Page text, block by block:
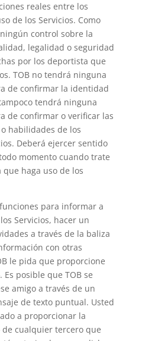
reales entre los
de los Servicios. Como
control sobre la
legalidad o seguridad
por los deportista que
TOB no tendrá ninguna
de confirmar la identidad
tendrá ninguna
de confirmar o verificar las
habilidades de los
Deberá ejercer sentido
momento cuando trate
haga uso de los
para informar a
Servicios, hacer un
a través de la baliza
con otras
le pida que proporcione
posible que TOB se
amigo a través de un
de texto puntual. Usted
a proporcionar la
cualquier tercero que